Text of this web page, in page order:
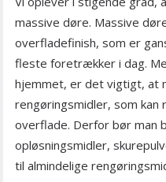
massive døre. Massive
overfladefinish, som er
fleste foretrækker i dag.
hjemmet, er det vigtigt, at
rengøringsmidler, som
overflade. Derfor bør man
opløsningsmidler,
til almindelige